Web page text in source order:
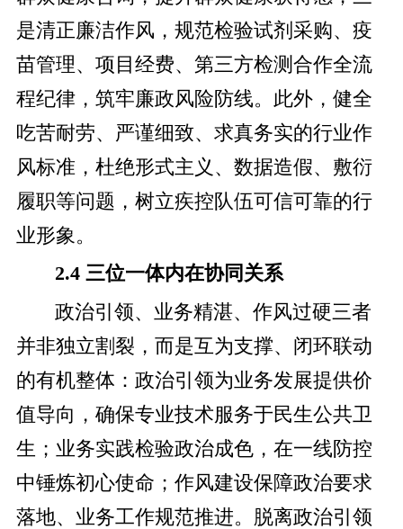
是清正廉洁作风，规范检验试剂采购、疫
苗管理、项目经费、第三方检测合作全流
程纪律，筑牢廉政风险防线。此外，健全
吃苦耐劳、严谨细致、求真务实的行业作
风标准，杜绝形式主义、数据造假、敷衍
履职等问题，树立疾控队伍可信可靠的行
业形象。
2.4 三位一体内在协同关系
政治引领、业务精湛、作风过硬三者
并非独立割裂，而是互为支撑、闭环联动
的有机整体：政治引领为业务发展提供价
值导向，确保专业技术服务于民生公共卫
生；业务实践检验政治成色，在一线防控
中锤炼初心使命；作风建设保障政治要求
落地、业务工作规范推进。脱离政治引领